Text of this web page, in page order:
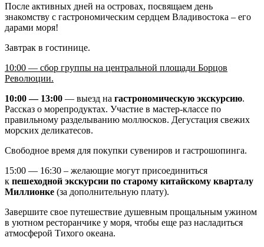
После активных дней на островах, посвящаем день
знакомству с гастрономическим сердцем Владивостока – его
дарами моря!
Завтрак в гостинице.
10:00 — сбор группы на центральной площади Борцов
Революции.
10:00 — 13:00 — выезд на гастрономическую экскурсию.
Рассказ о морепродуктах. Участие в мастер-классе по
правильному разделыванию моллюсков. Дегустация свежих
морских деликатесов.
Свободное время для покупки сувениров и гастрошопинга.
15:00 — 16:30 – желающие могут присоединиться
к пешеходной экскурсии по старому китайскому кварталу
Миллионке (за дополнительную плату).
Завершите свое путешествие душевным прощальным ужином
в уютном ресторанчике у моря, чтобы еще раз насладиться
атмосферой Тихого океана.